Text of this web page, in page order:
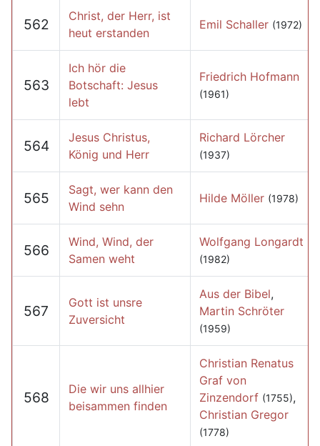
562
Christ, der Herr, ist
heut erstanden
Emil Schaller (1972)
563
Ich hör die
Botschaft: Jesus
lebt
Friedrich Hofmann
(1961)
564
Jesus Christus,
König und Herr
Richard Lörcher
(1937)
565
Sagt, wer kann den
Wind sehn
Hilde Möller (1978)
566
Wind, Wind, der
Samen weht
Wolfgang Longardt
(1982)
567
Gott ist unsre
Zuversicht
Aus der Bibel,
Martin Schröter
(1959)
568
Die wir uns allhier
beisammen finden
Christian Renatus
Graf von
Zinzendorf (1755),
Christian Gregor
(1778)